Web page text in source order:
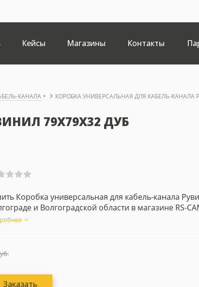
Кейсы Магазины Контакты
КАНАЛА КОРОБКА УНИВЕРСАЛЬНАЯ ДЛЯ КАБЕЛЬ-КАНАЛА
79X79X32 ДУБ
Коробка универсальная для кабель-канала
и Волгоградской области в магазине RS-
Заказать